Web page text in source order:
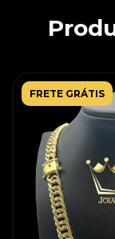
FRETE GRÁTIS